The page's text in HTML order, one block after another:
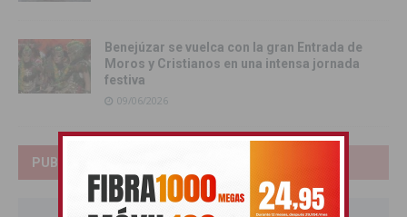
Benejúzar se vuelca con la gran Entrada de
Moros y Cristianos en una intensa jornada
festiva
09/06/2026
PUBLICIDAD